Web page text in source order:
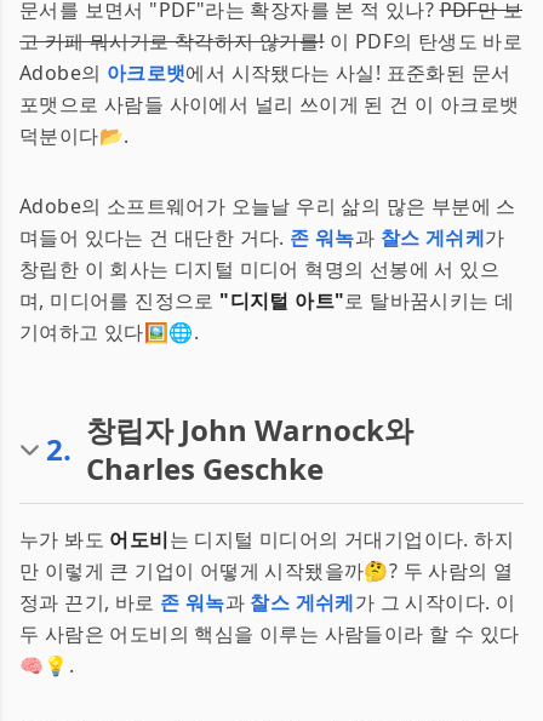
문서를 보면서 "PDF"라는 확장자를 본 적 있나?PDF만 보
고 카페 뭐시기로 착각하지 않기를!이 PDF의 탄생도 바로
Adobe의 아크로뱃에서 시작됐다는 사실! 표준화된 문서
포맷으로 사람들 사이에서 널리 쓰이게 된 건 이 아크로뱃
덕분이다📂.
Adobe의 소프트웨어가 오늘날 우리 삶의 많은 부분에 스
며들어 있다는 건 대단한 거다. 존 워녹과 찰스 게쉬케가
창립한 이 회사는 디지털 미디어 혁명의 선봉에 서 있으
며, 미디어를 진정으로 "디지털 아트"로 탈바꿈시키는 데
기여하고 있다🖼️🌐.
2. 창립자 John Warnock와
Charles Geschke
누가 봐도 어도비는 디지털 미디어의 거대기업이다. 하지
만 이렇게 큰 기업이 어떻게 시작됐을까🤔? 두 사람의 열
정과 끈기, 바로 존 워녹과 찰스 게쉬케가 그 시작이다. 이
두 사람은 어도비의 핵심을 이루는 사람들이라 할 수 있다
🧠💡.